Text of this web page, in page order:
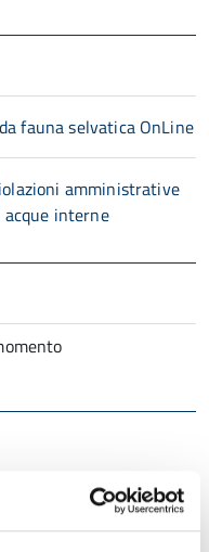
fauna selvatica OnLine
amministrative
acque interne
dei Volontari
alle associazioni di